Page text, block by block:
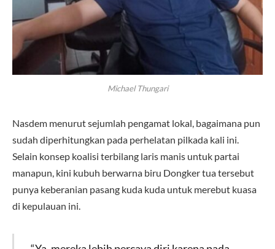
Michael Thungari
Nasdem menurut sejumlah pengamat lokal, bagaimana pun
sudah diperhitungkan pada perhelatan pilkada kali ini.
Selain konsep koalisi terbilang laris manis untuk partai
manapun, kini kubuh berwarna biru Dongker tua tersebut
punya keberanian pasang kuda kuda untuk merebut kuasa
di kepulauan ini.